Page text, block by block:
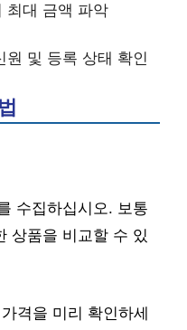
최대 금액 파악
원 및 등록 상태 확인
수집하십시오. 보통
상품을 비교할 수 있
격을 미리 확인하세